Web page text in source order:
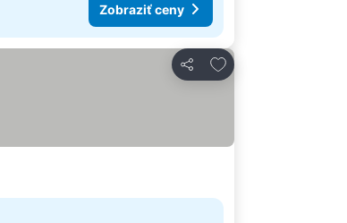
Zobraziť ceny
Zdieľať
Pridať do obľúbených